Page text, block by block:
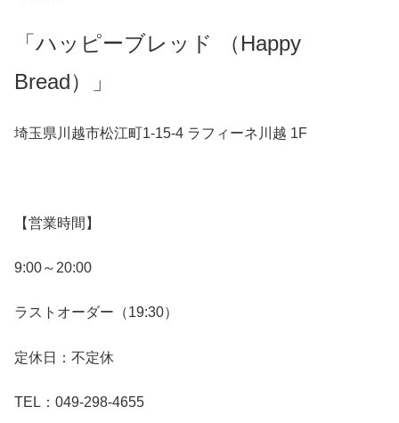
「ハッピーブレッド （Happy
Bread）」
埼玉県川越市松江町1-15-4 ラフィーネ川越 1F
【営業時間】
9:00～20:00
ラストオーダー（19:30）
定休日：不定休
TEL：049-298-4655